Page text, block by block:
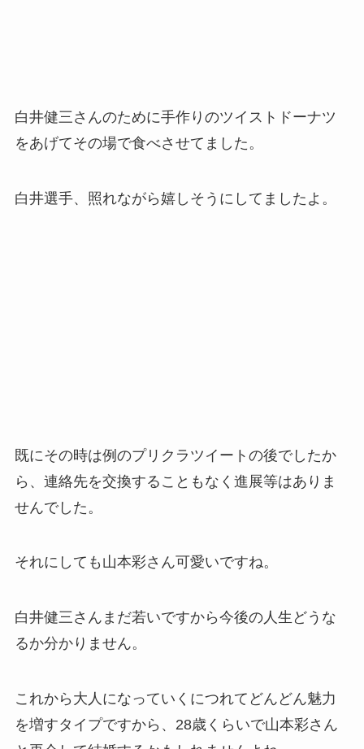
白井健三さんのために手作りのツイストドーナツ
をあげてその場で食べさせてました。
白井選手、照れながら嬉しそうにしてましたよ。
既にその時は例のプリクラツイートの後でしたか
ら、連絡先を交換することもなく進展等はありま
せんでした。
それにしても山本彩さん可愛いですね。
白井健三さんまだ若いですから今後の人生どうな
るか分かりません。
これから大人になっていくにつれてどんどん魅力
を増すタイプですから、28歳くらいで山本彩さん